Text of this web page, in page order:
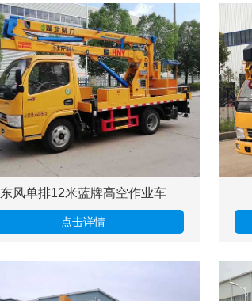
东风单排12米蓝牌高空作业车
点击详情